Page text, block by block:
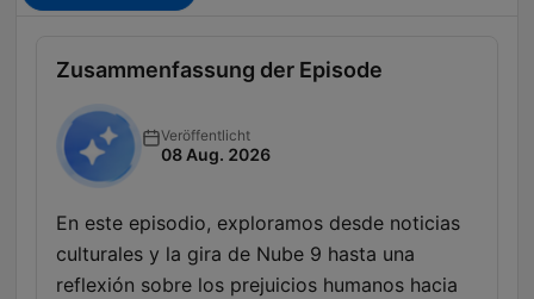
Zusammenfassung der Episode
Veröffentlicht
08 Aug. 2026
En este episodio, exploramos desde noticias
culturales y la gira de Nube 9 hasta una
reflexión sobre los prejuicios humanos hacia